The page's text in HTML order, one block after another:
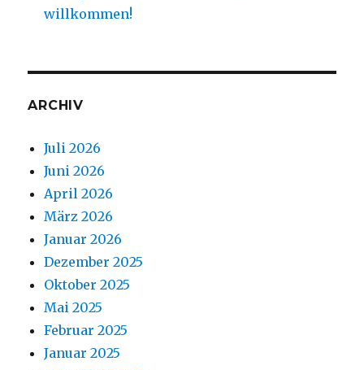
willkommen!
ARCHIV
Juli 2026
Juni 2026
April 2026
März 2026
Januar 2026
Dezember 2025
Oktober 2025
Mai 2025
Februar 2025
Januar 2025